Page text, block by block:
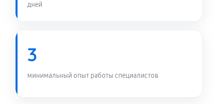
дней
3
минимальный опыт работы специалистов